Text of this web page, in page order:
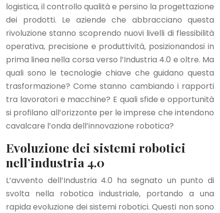
logistica, il controllo qualità e persino la progettazione
dei prodotti. Le aziende che abbracciano questa
rivoluzione stanno scoprendo nuovi livelli di flessibilità
operativa, precisione e produttività, posizionandosi in
prima linea nella corsa verso l’Industria 4.0 e oltre. Ma
quali sono le tecnologie chiave che guidano questa
trasformazione? Come stanno cambiando i rapporti
tra lavoratori e macchine? E quali sfide e opportunità
si profilano all’orizzonte per le imprese che intendono
cavalcare l’onda dell’innovazione robotica?
Evoluzione dei sistemi robotici
nell’industria 4.0
L’avvento dell’Industria 4.0 ha segnato un punto di
svolta nella robotica industriale, portando a una
rapida evoluzione dei sistemi robotici. Questi non sono